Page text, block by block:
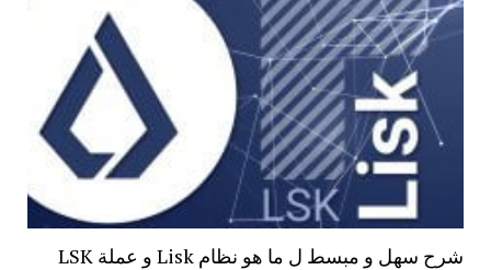
شرح سهل و مبسط ل ما هو نظام Lisk و عملة LSK